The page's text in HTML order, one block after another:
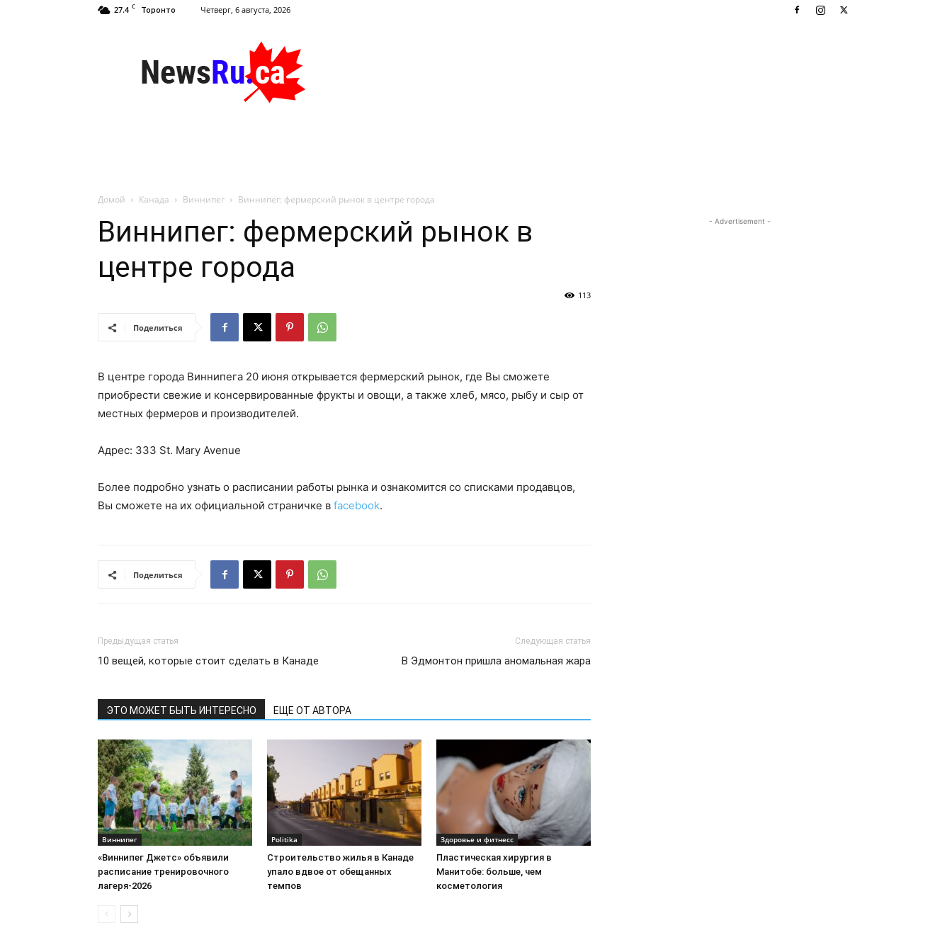
27.4 C Торонто Четверг, 6 августа, 2026
NewsRu.Ca
Домой Канада Виннипег Виннипег: фермерский рынок в центре города
Виннипег: фермерский рынок в
центре города
113
Поделиться
В центре города Виннипега 20 июня открывается фермерский рынок, где Вы сможете
приобрести свежие и консервированные фрукты и овощи, а также хлеб, мясо, рыбу и сыр от
местных фермеров и производителей.
Адрес: 333 St. Mary Avenue
Более подробно узнать о расписании работы рынка и ознакомится со списками продавцов,
Вы сможете на их официальной страничке в facebook.
Поделиться
Предыдущая статья
10 вещей, которые стоит сделать в Канаде
Следующая статья
В Эдмонтон пришла аномальная жара
ЭТО МОЖЕТ БЫТЬ ИНТЕРЕСНО ЕЩЕ ОТ АВТОРА
Виннипег
«Виннипег Джетс» объявили
расписание тренировочного
лагеря-2026
Politika
Строительство жилья в Канаде
упало вдвое от обещанных
темпов
Здоровье и фитнесс
Пластическая хирургия в
Манитобе: больше, чем
косметология
- Advertisement -